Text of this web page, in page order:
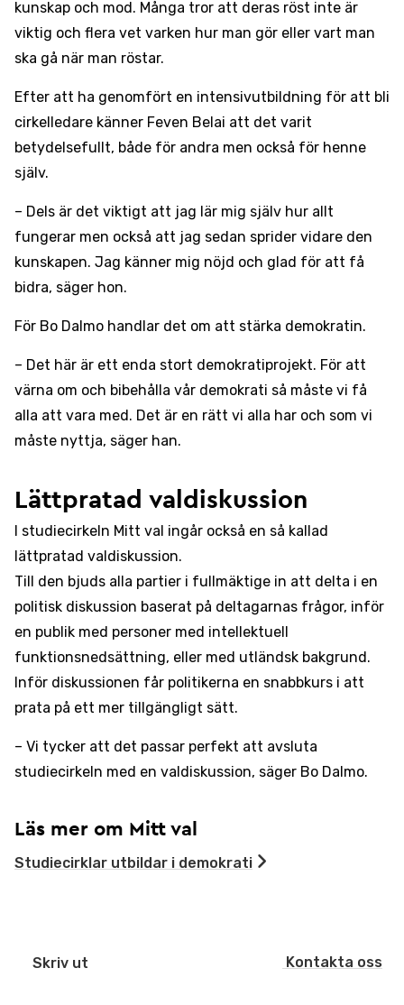
kunskap och mod. Många tror att deras röst inte är
viktig och flera vet varken hur man gör eller vart man
ska gå när man röstar.
Efter att ha genomfört en intensivutbildning för att bli
cirkelledare känner Feven Belai att det varit
betydelsefullt, både för andra men också för henne
själv.
– Dels är det viktigt att jag lär mig själv hur allt
fungerar men också att jag sedan sprider vidare den
kunskapen. Jag känner mig nöjd och glad för att få
bidra, säger hon.
För Bo Dalmo handlar det om att stärka demokratin.
– Det här är ett enda stort demokratiprojekt. För att
värna om och bibehålla vår demokrati så måste vi få
alla att vara med. Det är en rätt vi alla har och som vi
måste nyttja, säger han.
Lättpratad valdiskussion
I studiecirkeln Mitt val ingår också en så kallad
lättpratad valdiskussion.
Till den bjuds alla partier i fullmäktige in att delta i en
politisk diskussion baserat på deltagarnas frågor, inför
en publik med personer med intellektuell
funktionsnedsättning, eller med utländsk bakgrund.
Inför diskussionen får politikerna en snabbkurs i att
prata på ett mer tillgängligt sätt.
– Vi tycker att det passar perfekt att avsluta
studiecirkeln med en valdiskussion, säger Bo Dalmo.
Läs mer om Mitt val
Studiecirklar utbildar i demokrati
Skriv ut Kontakta oss